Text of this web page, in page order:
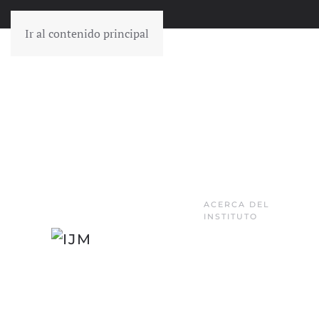
Ir al contenido principal
ACERCA DEL
INSTITUTO